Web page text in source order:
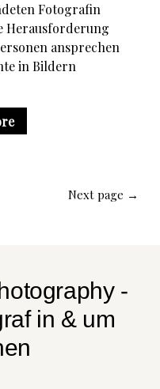
Fotografin
Herausforderung
ansprechen
in Bildern
Next page →
-
in & um